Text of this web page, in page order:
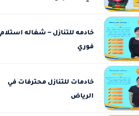
خادمه للتنازل – شغاله استلام
فوري
خادمات للتنازل محترفات في
الرياض